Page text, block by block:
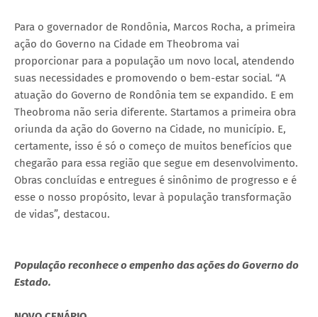
Para o governador de Rondônia, Marcos Rocha, a primeira
ação do Governo na Cidade em Theobroma vai
proporcionar para a população um novo local, atendendo
suas necessidades e promovendo o bem-estar social. “A
atuação do Governo de Rondônia tem se expandido. E em
Theobroma não seria diferente. Startamos a primeira obra
oriunda da ação do Governo na Cidade, no município. E,
certamente, isso é só o começo de muitos benefícios que
chegarão para essa região que segue em desenvolvimento.
Obras concluídas e entregues é sinônimo de progresso e é
esse o nosso propósito, levar à população transformação
de vidas”, destacou.
População reconhece o empenho das ações do Governo do
Estado.